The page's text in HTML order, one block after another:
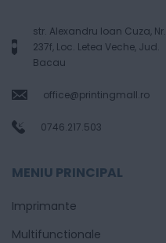
str. Alexandru Ioan Cuza, Nr.
237f, Loc. Letea Veche, Jud.
Bacau
office@printingmall.ro
0746.217.503
MENIU PRINCIPAL
Imprimante
Multifunctionale